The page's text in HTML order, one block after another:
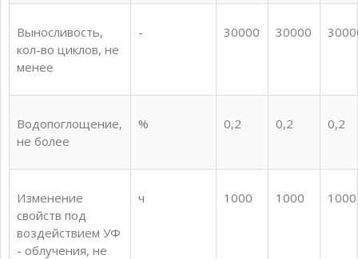
Выносливость,
кол-во циклов, не
менее
- 30000 30000
Водопоглощение,
не более
% 0,2 0,2 0,2
Изменение
свойств под
воздействием УФ
- облучения, не
ч 1000 1000 1000